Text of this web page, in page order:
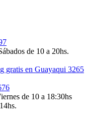
de 10 a 20hs.
gratis en Guayaqui 3265
de 10 a 18:30hs